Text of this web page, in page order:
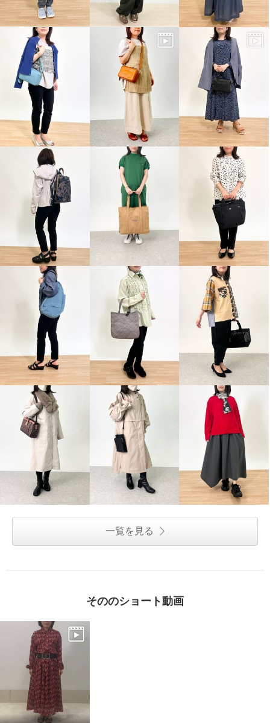
一覧を見る
そののショート動画